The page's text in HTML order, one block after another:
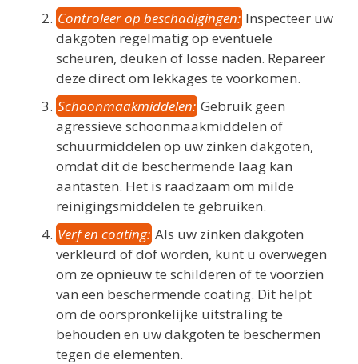
Controleer op beschadigingen: Inspecteer uw
dakgoten regelmatig op eventuele
scheuren, deuken of losse naden. Repareer
deze direct om lekkages te voorkomen.
Schoonmaakmiddelen: Gebruik geen
agressieve schoonmaakmiddelen of
schuurmiddelen op uw zinken dakgoten,
omdat dit de beschermende laag kan
aantasten. Het is raadzaam om milde
reinigingsmiddelen te gebruiken.
Verf en coating: Als uw zinken dakgoten
verkleurd of dof worden, kunt u overwegen
om ze opnieuw te schilderen of te voorzien
van een beschermende coating. Dit helpt
om de oorspronkelijke uitstraling te
behouden en uw dakgoten te beschermen
tegen de elementen.